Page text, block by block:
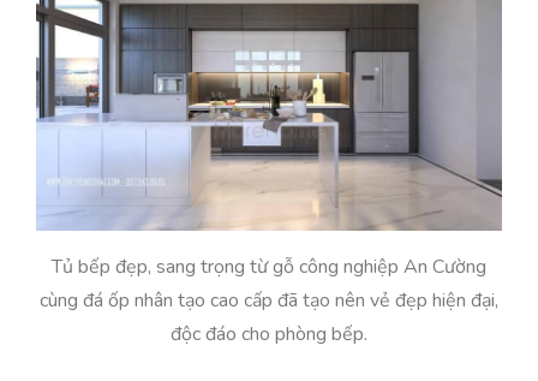
Tủ bếp đẹp, sang trọng từ gỗ công nghiệp An Cường
cùng đá ốp nhân tạo cao cấp đã tạo nên vẻ đẹp hiện đại,
độc đáo cho phòng bếp.